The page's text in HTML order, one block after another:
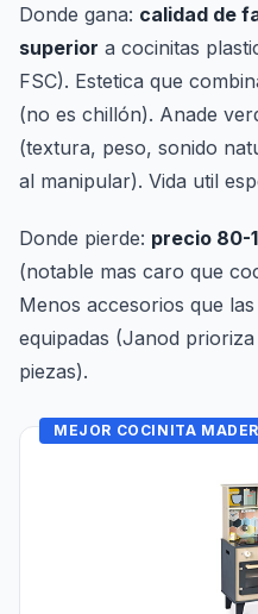
Donde gana: calidad de
superior a cocinitas
FSC). Estetica que
(no es chillón). Anade
(textura, peso, sonido
al manipular). Vida util
Donde pierde: precio 80-
(notable mas caro que
Menos accesorios que
equipadas (Janod
piezas).
MEJOR COCINITA